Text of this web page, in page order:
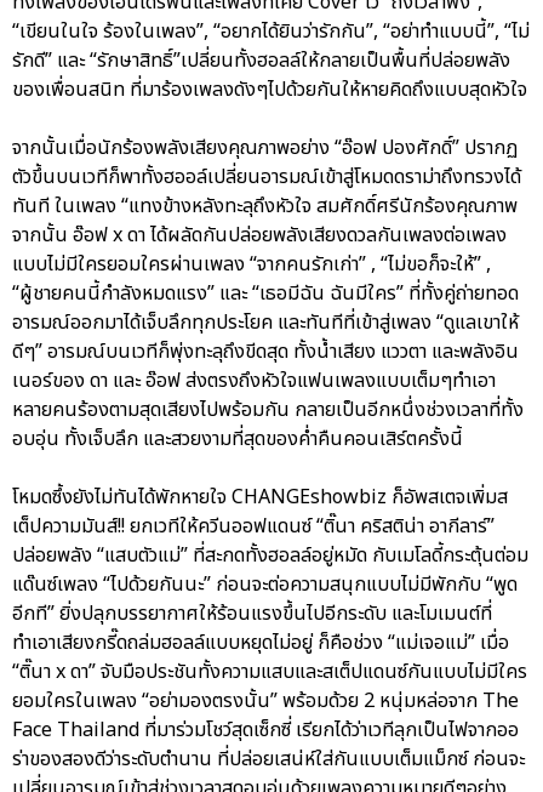
“เขียนในใจ ร้องในเพลง”, “อยากได้ยินว่ารักกัน”, “อย่าทำแบบนี้”, “ไม่
รักดี” และ “รักษาสิทธิ์”เปลี่ยนทั้งฮอลล์ให้กลายเป็นพื้นที่ปล่อยพลัง
ของเพื่อนสนิท ที่มาร้องเพลงดังๆไปด้วยกันให้หายคิดถึงแบบสุดหัวใจ
จากนั้นเมื่อนักร้องพลังเสียงคุณภาพอย่าง “อ๊อฟ ปองศักดิ์” ปรากฏ
ตัวขึ้นบนเวทีก็พาทั้งฮออล์เปลี่ยนอารมณ์เข้าสู่โหมดดราม่าถึงทรวงได้
ทันที ในเพลง “แทงข้างหลังทะลุถึงหัวใจ สมศักดิ์ศรีนักร้องคุณภาพ
จากนั้น อ๊อฟ x ดา ได้ผลัดกันปล่อยพลังเสียงดวลกันเพลงต่อเพลง
แบบไม่มีใครยอมใครผ่านเพลง “จากคนรักเก่า” , “ไม่ขอก็จะให้” ,
“ผู้ชายคนนี้กำลังหมดแรง” และ “เธอมีฉัน ฉันมีใคร” ที่ทั้งคู่ถ่ายทอด
อารมณ์ออกมาได้เจ็บลึกทุกประโยค และทันทีที่เข้าสู่เพลง “ดูแลเขาให้
ดีๆ” อารมณ์บนเวทีก็พุ่งทะลุถึงขีดสุด ทั้งน้ำเสียง แววตา และพลังอิน
เนอร์ของ ดา และ อ๊อฟ ส่งตรงถึงหัวใจแฟนเพลงแบบเต็มๆทำเอา
หลายคนร้องตามสุดเสียงไปพร้อมกัน กลายเป็นอีกหนึ่งช่วงเวลาที่ทั้ง
อบอุ่น ทั้งเจ็บลึก และสวยงามที่สุดของค่ำคืนคอนเสิร์ตครั้งนี้
โหมดซึ้งยังไม่ทันได้พักหายใจ CHANGEshowbiz ก็อัพสเตจเพิ่มส
เต็ปความมันส์!! ยกเวทีให้ควีนออฟแดนซ์ “ติ๊นา คริสติน่า อากีลาร์”
ปล่อยพลัง “แสบตัวแม่” ที่สะกดทั้งฮอลล์อยู่หมัด กับเมโลดี้กระตุ้นต่อม
แด๊นซ์เพลง “ไปด้วยกันนะ” ก่อนจะต่อความสนุกแบบไม่มีพักกับ “พูด
อีกที” ยิ่งปลุกบรรยากาศให้ร้อนแรงขึ้นไปอีกระดับ และโมเมนต์ที่
ทำเอาเสียงกรี๊ดถล่มฮอลล์แบบหยุดไม่อยู่ ก็คือช่วง “แม่เจอแม่” เมื่อ
“ติ๊นา x ดา” จับมือประชันทั้งความแสบและสเต็ปแดนซ์กันแบบไม่มีใคร
ยอมใครในเพลง “อย่ามองตรงนั้น” พร้อมด้วย 2 หนุ่มหล่อจาก The
Face Thailand ที่มาร่วมโชว์สุดเซ็กซี่ เรียกได้ว่าเวทีลุกเป็นไฟจากออ
ร่าของสองดีว่าระดับตำนาน ที่ปล่อยเสน่ห์ใส่กันแบบเต็มแม็กซ์ ก่อนจะ